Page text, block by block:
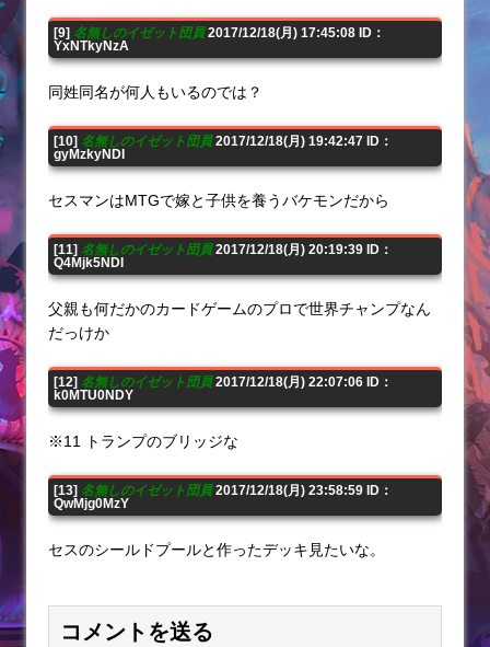
[9] 名無しのイゼット団員2017/12/18(月) 17:45:08 ID：
YxNTkyNzA
同姓同名が何人もいるのでは？
[10] 名無しのイゼット団員2017/12/18(月) 19:42:47 ID：
gyMzkyNDI
セスマンはMTGで嫁と子供を養うバケモンだから
[11] 名無しのイゼット団員2017/12/18(月) 20:19:39 ID：
Q4Mjk5NDI
父親も何だかのカードゲームのプロで世界チャンプなん
だっけか
[12] 名無しのイゼット団員2017/12/18(月) 22:07:06 ID：
k0MTU0NDY
※11 トランプのブリッジな
[13] 名無しのイゼット団員2017/12/18(月) 23:58:59 ID：
QwMjg0MzY
セスのシールドプールと作ったデッキ見たいな。
コメントを送る